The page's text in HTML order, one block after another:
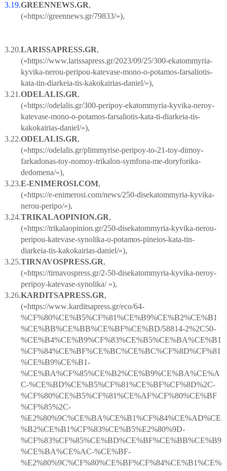
3.19.GREENNEWS.GR,
(«https://greennews.gr/79833/»),
3.20.LARISSAPRESS.GR,
(«https://www.larissapress.gr/2023/09/25/300-ekatommyria-
kyvika-nerou-peripou-katevase-mono-o-potamos-farsaliotis-
kata-tin-diarkeia-tis-kakokairias-daniel/»),
3.21.ODELALIS.GR,
(«https://odelalis.gr/300-peripoy-ekatommyria-kyvika-neroy-
katevase-mono-o-potamos-farsaliotis-kata-ti-diarkeia-tis-
kakokairias-daniel/»),
3.22.ODELALIS.GR,
(«https://odelalis.gr/plimmyrise-peripoy-to-21-toy-dimoy-
farkadonas-toy-nomoy-trikalon-symfona-me-doryforika-
dedomena/»),
3.23.E-ENIMEROSI.COM,
(«https://e-enimerosi.com/news/250-disekatommyria-kyvika-
nerou-peripo/»),
3.24.TRIKALAOPINION.GR,
(«https://trikalaopinion.gr/250-disekatommyria-kyvika-nerou-
peripou-katevase-synolika-o-potamos-pineios-kata-tin-
diarkeia-tis-kakokairias-daniel/»),
3.25.TIRNAVOSPRESS.GR,
(«https://tirnavospress.gr/2-50-disekatommyria-kyvika-neroy-
peripoy-katevase-synolika/ »),
3.26.KARDITSAPRESS.GR,
(«https://www.karditsapress.gr/eco/64-
%CF%80%CE%B5%CF%81%CE%B9%CE%B2%CE%B1
%CE%BB%CE%BB%CE%BF%CE%BD/58814-2%2C50-
%CE%B4%CE%B9%CF%83%CE%B5%CE%BA%CE%B1
%CF%84%CE%BF%CE%BC%CE%BC%CF%8D%CF%81
%CE%B9%CE%B1-
%CE%BA%CF%85%CE%B2%CE%B9%CE%BA%CE%A
C-%CE%BD%CE%B5%CF%81%CE%BF%CF%8D%2C-
%CF%80%CE%B5%CF%81%CE%AF%CF%80%CE%BF
%CF%85%2C-
%E2%80%9C%CE%BA%CE%B1%CF%84%CE%AD%CE
%B2%CE%B1%CF%83%CE%B5%E2%80%9D-
%CF%83%CF%85%CE%BD%CE%BF%CE%BB%CE%B9
%CE%BA%CE%AC-%CE%BF-
%E2%80%9C%CF%80%CE%BF%CF%84%CE%B1%CE%